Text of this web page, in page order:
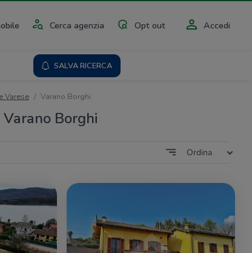
Cerca agenzia Opt out Accedi
SALVA RICERCA
Varese Varano Borghi
Borghi
Ordina